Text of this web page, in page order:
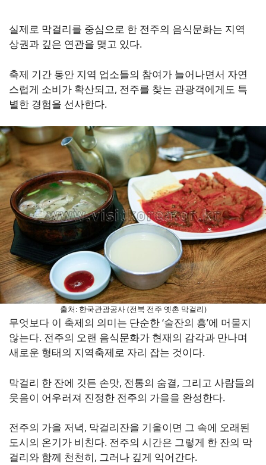
실제로 막걸리를 중심으로 한 전주의 음식문화는 지역
상권과 깊은 연관을 맺고 있다.
축제 기간 동안 지역 업소들의 참여가 늘어나면서 자연
스럽게 소비가 확산되고, 전주를 찾는 관광객에게도 특
별한 경험을 선사한다.
출처: 한국관광공사 (전북 전주 옛촌 막걸리)
무엇보다 이 축제의 의미는 단순한 ‘술잔의 흥’에 머물지
않는다. 전주의 오랜 음식문화가 현재의 감각과 만나며
새로운 형태의 지역축제로 자리 잡는 것이다.
막걸리 한 잔에 깃든 손맛, 전통의 숨결, 그리고 사람들의
웃음이 어우러져 진정한 전주의 가을을 완성한다.
전주의 가을 저녁, 막걸리잔을 기울이면 그 속에 오래된
도시의 온기가 비친다. 전주의 시간은 그렇게 한 잔의 막
걸리와 함께 천천히, 그러나 깊게 익어간다.